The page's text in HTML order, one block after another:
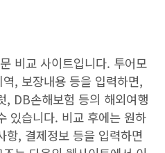
비교 사이트입니다. 투어모
, 보장내용 등을 입력하면,
, DB손해보험 등의 해외여행
있습니다. 비교 후에는 원하
항, 결제정보 등을 입력하면